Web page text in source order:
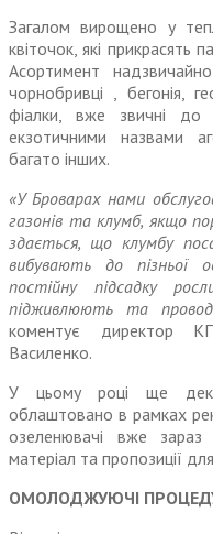
Загалом вирощено у
квіточок, які прикрасять
Асортимент
чорнобривці , бегонія,
фіалки, вже звичні
екзотичними назвами
багато інших.
«У Броварах нами
газонів та клумб, якщо
зда­ється, що клумбу
вибувають до пізньої
постійну підсадку
підживлюють та
коментує директор КП
Василенко.
У цьому році ще
облаштовано в рамках
озеленювачі вже зараз
матеріал та пропо­зиції
ОМОЛОДЖУЮЧІ